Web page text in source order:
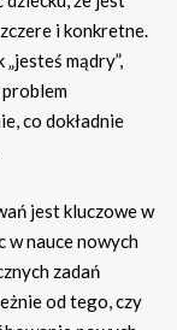
i konkretne.
mądry”,
co dokładnie
jest kluczowe w
w nauce nowych
zadań
od tego, czy